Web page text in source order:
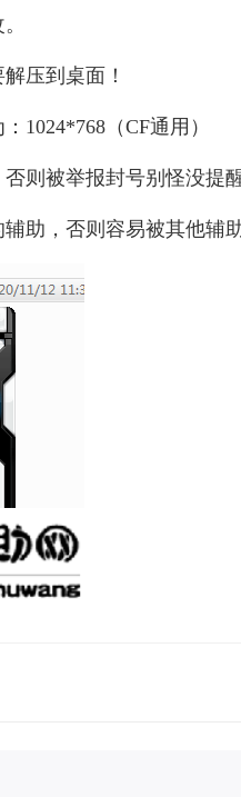
压到桌面！
1024*768（CF通用）
则被举报封号别怪没提醒
助，否则容易被其他辅